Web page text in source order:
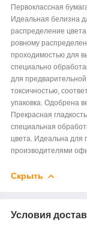
Первоклассная
Идеальная белизна
распределение
ровному
проходимостью для
специально
для
токсичностью,
упаковка. Одобрена
Прекрасная
специальная
цвета. Идеальна для
производителями
Скрыть
Условия